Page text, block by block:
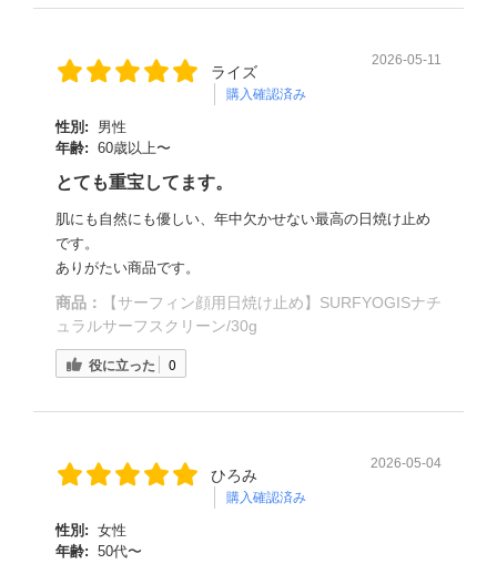
ライズ
購入確認済み
2026-05-11
性別:
男性
年齢: 60歳以上〜
とても重宝してます。
肌にも自然にも優しい、年中欠かせない最高の日焼け止め
です。
ありがたい商品です。
商品：
【サーフィン顔用日焼け止め】SURFYOGISナチ
ュラルサーフスクリーン/30g
役に立った 0
ひろみ
購入確認済み
2026-05-04
性別: 女性
年齢: 50代〜